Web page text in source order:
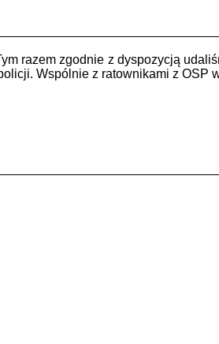
razem zgodnie z dyspozycją
Wspólnie z ratownikami z OSP